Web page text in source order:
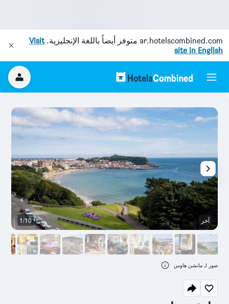
ar.hotelscombined.com متوفر أيضاً باللغة الإنجليزية.Visit
site in English
آخر 1/10
صور لـ مانشن هاوس